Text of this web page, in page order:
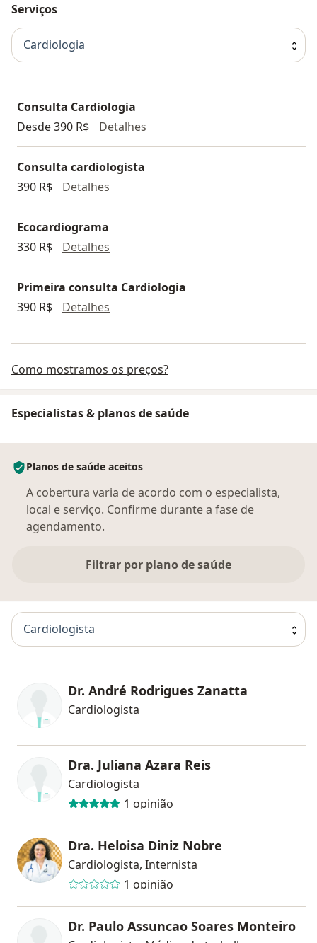
Serviços
Cardiologia
Consulta Cardiologia
Desde 390 R$
Detalhes
Consulta cardiologista
390 R$
Detalhes
Ecocardiograma
330 R$
Detalhes
Primeira consulta Cardiologia
390 R$
Detalhes
Como mostramos os preços?
Especialistas & planos de saúde
Planos de saúde aceitos
A cobertura varia de acordo com o especialista,
local e serviço. Confirme durante a fase de
agendamento.
Filtrar por plano de saúde
Cardiologista
Dr. André Rodrigues Zanatta
Cardiologista
Dra. Juliana Azara Reis
Cardiologista
1 opinião
Dra. Heloisa Diniz Nobre
Cardiologista, Internista
1 opinião
Dr. Paulo Assuncao Soares Monteiro